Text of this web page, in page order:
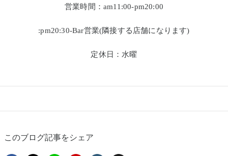
営業時間：am11:00-pm20:00
:pm20:30-Bar営業(隣接する店舗になります)
定休日：水曜
このブログ記事をシェア